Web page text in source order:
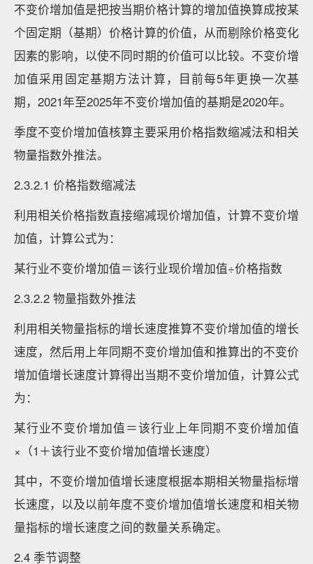
不变价增加值是把按当期价格计算的增加值换算成按某
个固定期（基期）价格计算的价值，从而剔除价格变化
因素的影响，以使不同时期的价值可以比较。不变价增
加值采用固定基期方法计算，目前每5年更换一次基
期，2021年至2025年不变价增加值的基期是2020年。
季度不变价增加值核算主要采用价格指数缩减法和相关
物量指数外推法。
2.3.2.1 价格指数缩减法
利用相关价格指数直接缩减现价增加值，计算不变价增
加值，计算公式为：
某行业不变价增加值＝该行业现价增加值÷价格指数
2.3.2.2 物量指数外推法
利用相关物量指标的增长速度推算不变价增加值的增长
速度，然后用上年同期不变价增加值和推算出的不变价
增加值增长速度计算得出当期不变价增加值，计算公式
为：
某行业不变价增加值＝该行业上年同期不变价增加值
×（1＋该行业不变价增加值增长速度）
其中，不变价增加值增长速度根据本期相关物量指标增
长速度，以及以前年度不变价增加值增长速度和相关物
量指标的增长速度之间的数量关系确定。
2.4 季节调整